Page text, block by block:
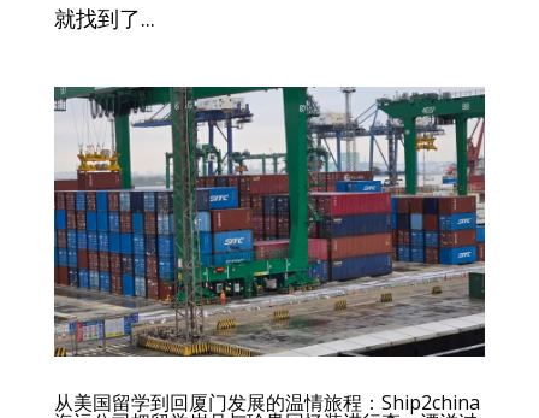
就找到了...
从美国留学到回厦门发展的温情旅程：Ship2china